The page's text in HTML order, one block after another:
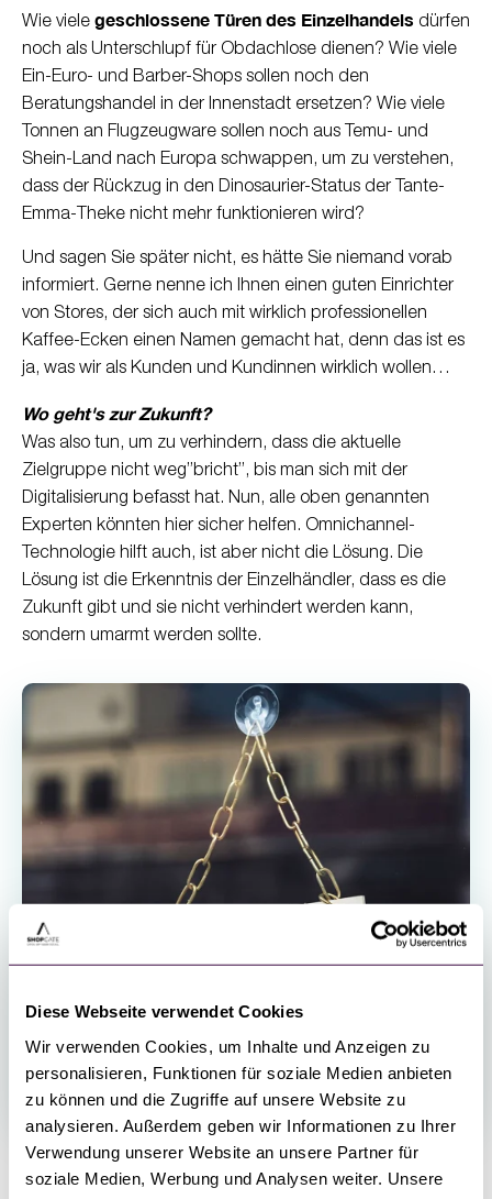
Diese Webseite verwendet Cookies
Wir verwenden Cookies, um Inhalte und Anzeigen zu
personalisieren, Funktionen für soziale Medien anbieten
zu können und die Zugriffe auf unsere Website zu
analysieren. Außerdem geben wir Informationen zu Ihrer
Verwendung unserer Website an unsere Partner für
soziale Medien, Werbung und Analysen weiter. Unsere
Wie viele geschlossene Türen des Einzelhandels dürfen
noch als Unterschlupf für Obdachlose dienen? Wie viele
Ein-Euro- und Barber-Shops sollen noch den
Beratungshandel in der Innenstadt ersetzen? Wie viele
Tonnen an Flugzeugware sollen noch aus Temu- und
Shein-Land nach Europa schwappen, um zu verstehen,
dass der Rückzug in den Dinosaurier-Status der Tante-
Emma-Theke nicht mehr funktionieren wird?
Und sagen Sie später nicht, es hätte Sie niemand vorab
informiert. Gerne nenne ich Ihnen einen guten Einrichter
von Stores, der sich auch mit wirklich professionellen
Kaffee-Ecken einen Namen gemacht hat, denn das ist es
ja, was wir als Kunden und Kundinnen wirklich wollen…
Wo geht's zur Zukunft?
Was also tun, um zu verhindern, dass die aktuelle
Zielgruppe nicht weg”bricht”, bis man sich mit der
Digitalisierung befasst hat. Nun, alle oben genannten
Experten könnten hier sicher helfen. Omnichannel-
Technologie hilft auch, ist aber nicht die Lösung. Die
Lösung ist die Erkenntnis der Einzelhändler, dass es die
Zukunft gibt und sie nicht verhindert werden kann,
sondern umarmt werden sollte.
PS: Für erfolgreiche Case Studiesdeutscher
Unternehmen mitOmnichannel-Landschaft, gerne eine